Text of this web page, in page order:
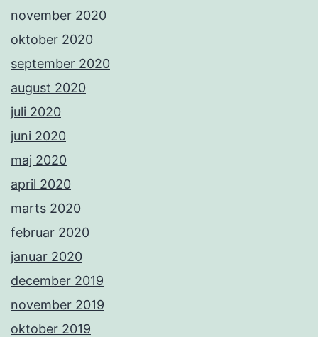
november 2020
oktober 2020
september 2020
august 2020
juli 2020
juni 2020
maj 2020
april 2020
marts 2020
februar 2020
januar 2020
december 2019
november 2019
oktober 2019